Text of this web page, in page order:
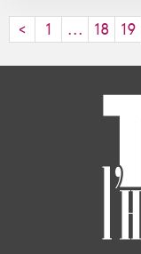
< 1 ... 18 19